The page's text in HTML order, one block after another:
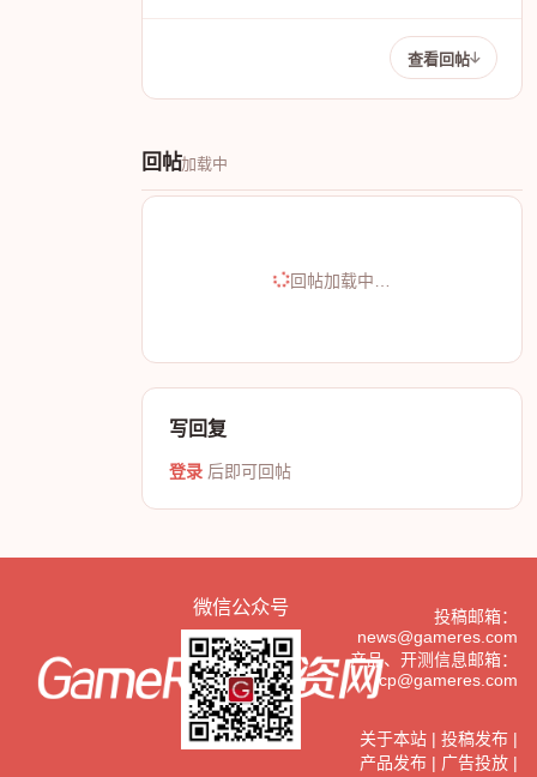
查看回帖
回帖加载中
回帖加载中…
写回复
登录 后即可回帖
微信公众号
投稿邮箱：
news@gameres.com
产品、开测信息邮箱：
cp@gameres.com
关于本站| 投稿发布|
产品发布| 广告投放|